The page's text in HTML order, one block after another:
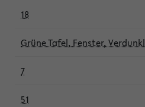
18
Grüne Tafel, Fenster,
7
51